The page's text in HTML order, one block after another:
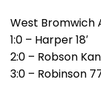
West Bromwich
1:0 – Harper 18′
2:0 – Robson
3:0 – Robinson